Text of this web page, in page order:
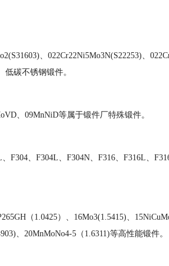
、022Cr22Ni5Mo3N(S22253)、
低碳不锈钢锻件。
、09MnNiD等属于锻件厂特殊锻件。
F304、F304L、F304N、F316、F316L、
（1.0425）、16Mo3(1.5415)、
、20MnMoNo4-5（1.6311)等高性能锻件。